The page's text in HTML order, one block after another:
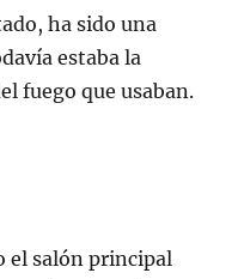
ha sido una
estaba la
fuego que usaban.
el salón principal